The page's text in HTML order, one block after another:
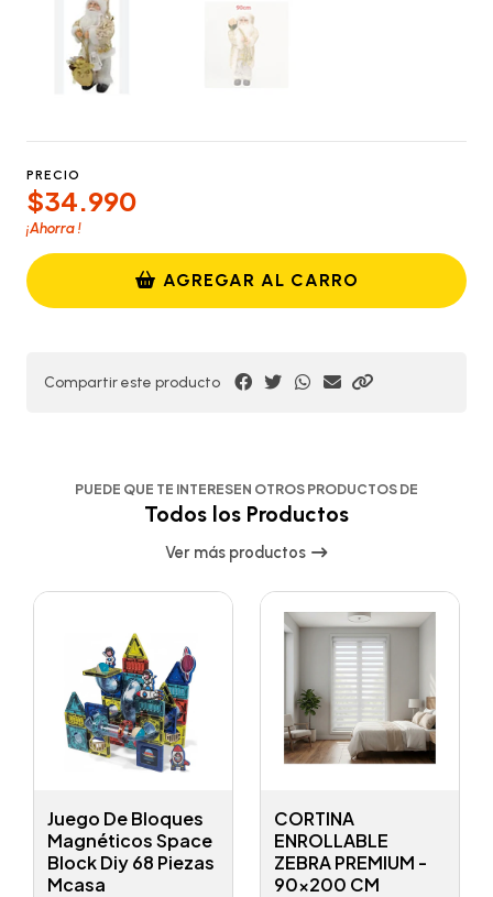
PRECIO
$34.990
¡Ahorra!
AGREGAR AL CARRO
Compartir este producto
PUEDE QUE TE INTERESEN OTROS PRODUCTOS DE
Todos los Productos
Ver más productos
Juego De Bloques
Magnéticos Space
Block Diy 68 Piezas
Mcasa
CORTINA
ENROLLABLE
ZEBRA PREMIUM -
90x200 CM